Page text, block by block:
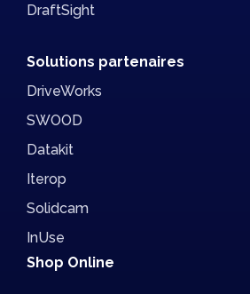
DraftSight
Solutions partenaires
DriveWorks
SWOOD
Datakit
Iterop
Solidcam
InUse
Shop Online